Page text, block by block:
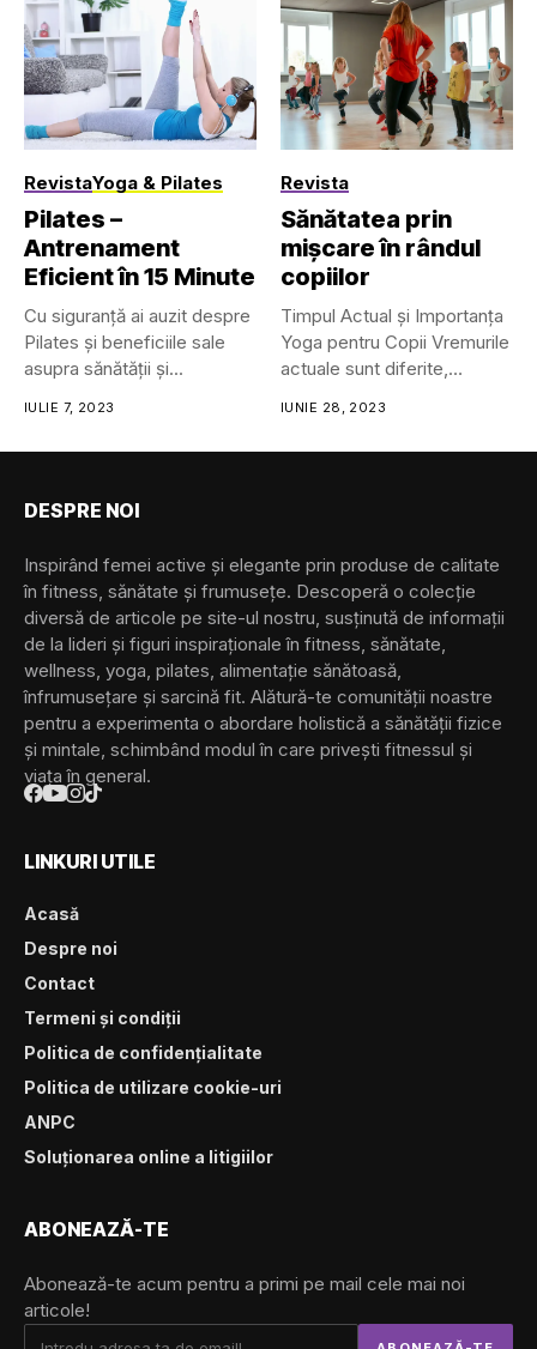
RevistaYoga & Pilates
Pilates –
Antrenament
Eficient în 15 Minute
Cu siguranță ai auzit despre
Pilates și beneficiile sale
asupra sănătății și...
IULIE 7, 2023
Revista
Sănătatea prin
mișcare în rândul
copiilor
Timpul Actual și Importanța
Yoga pentru Copii Vremurile
actuale sunt diferite,
IUNIE 28, 2023
DESPRE NOI
Inspirând femei active și elegante prin produse de calitate
în fitness, sănătate și frumusețe. Descoperă o colecție
diversă de articole pe site-ul nostru, susținută de informații
de la lideri și figuri inspiraționale în fitness, sănătate,
wellness, yoga, pilates, alimentație sănătoasă,
înfrumusețare și sarcină fit. Alătură-te comunității noastre
pentru a experimenta o abordare holistică a sănătății fizice
și mintale, schimbând modul în care privești fitnessul și
viața în general.
LINKURI UTILE
Acasă
Despre noi
Contact
Termeni și condiții
Politica de confidențialitate
Politica de utilizare cookie-uri
ANPC
Soluționarea online a litigiilor
ABONEAZĂ-TE
Abonează-te acum pentru a primi pe mail cele mai noi
articole!